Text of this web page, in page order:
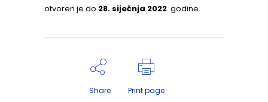
otvoren je do 28. siječnja 2022. godine.
Share Print page